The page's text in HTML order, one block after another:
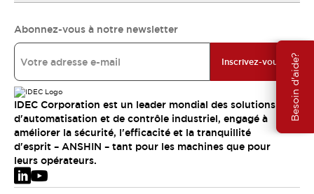
Besoin d'aide?
Abonnez-vous à notre newsletter
Inscrivez-vous
IDEC Corporation est un leader mondial des solutions
d'automatisation et de contrôle industriel, engagé à
améliorer la sécurité, l'efficacité et la tranquillité
d'esprit – ANSHIN – tant pour les machines que pour
leurs opérateurs.